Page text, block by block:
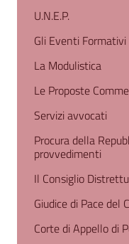
U.N.E.P.
Gli Eventi Formativi
La Modulistica
Le Proposte
Servizi avvocati
Procura della
provvedimenti
Il Consiglio
Giudice di Pace del
Corte di Appello di